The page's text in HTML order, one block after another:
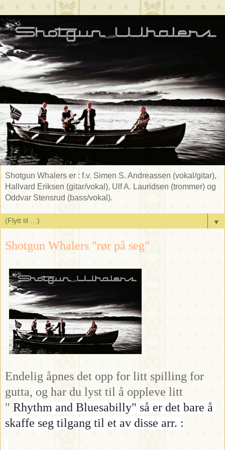
Shotgun Whalers er : f.v. Simen S. Andreassen (vokal/gitar),
Hallvard Eriksen (gitar/vokal), Ulf A. Lauridsen (trommer) og
Oddvar Stensrud (bass/vokal).
▼
Shotgun Whalers "rør på seg"
Endelig åpnes det opp for litt spilling for
gutta, og har du lyst til å oppleve litt
" Rhythm and Bluesabilly" så er det bare å
skaffe seg tilgang til et av disse arr. :